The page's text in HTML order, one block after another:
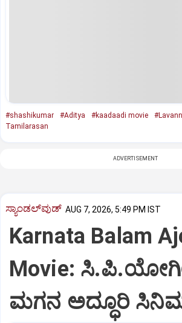
#shashikumar #Aditya #kaadaadi movie
Tamilarasan
ADVERTISEMENT
ಸ್ಯಾಂಡಲ್‌ವುಡ್‌ AUG 7, 2026, 5:49 PM IST
Karnata Balam
Movie:
ಮಗನ ಅದ್ಧೂರಿ